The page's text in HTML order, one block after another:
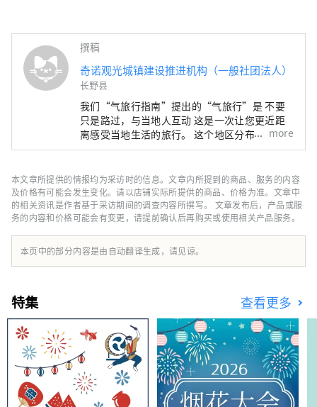
撰稿
奇诺观光城镇建设推进机构（一般社团法人）
长野县
我们“气旅行指南”提出的“气旅行”是 不要
只是路过，与当地人互动 这是一次让您更近距
离感受当地生活的旅行。 这个地区分布在八岳
山脚下，有四个季节，包括“寒冷”的冬季。
起，我们就靠贴近自然而生存。 还有人的活
动。 我们创造的“Chi no Tabi”是通过旅行，
连接游客和居民 我们创造邂逅，让您体验生活
在该地区的人们的智慧和欢乐。 以及传承下来
的丰富的自然和人类活动 我们的目标是在未来
100 年继续这样做。
more
本文章所提供的情报均为采访时的信息。文章内所提到的商品、服务的内容
及价格有可能会发生变化。请以店铺实际所提供的商品、价格为准。文章中
的相关资讯是作者基于采访期间的调查内容所撰写。 文章发布后，产品或服
务的内容和价格可能会有变更，请提前确认后再购买或使用相关产品服务。
本页中的部分内容是由自动翻译生成，请见谅。
特集 查看更多